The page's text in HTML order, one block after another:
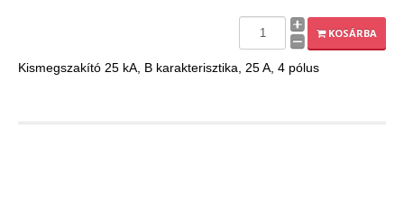
KOSÁRBA
Kismegszakító 25 kA, B karakterisztika, 25 A, 4 pólus